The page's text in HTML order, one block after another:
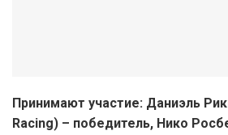
Принимают участие: Даниэль
Racing) – победитель, Нико